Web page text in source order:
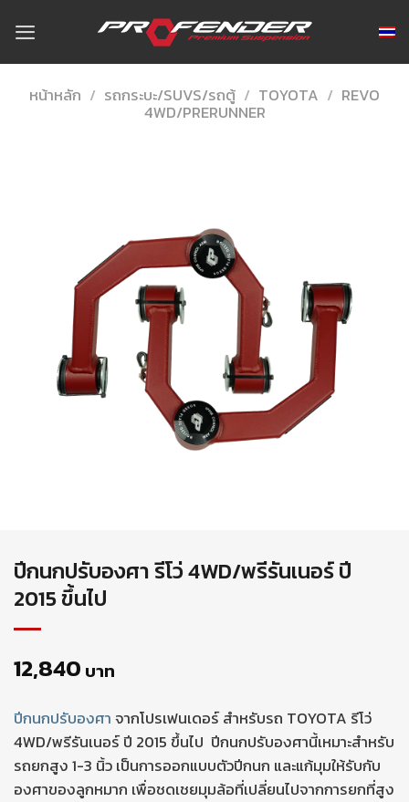
content
หน้าหลัก / รถกระบะ/SUVS/รถตู้ / TOYOTA / REVO
4WD/PRERUNNER
ปีกนกปรับองศา รีโว่ 4WD/พรีรันเนอร์ ปี
2015 ขึ้นไป
12,840 บาท
ปีกนกปรับองศา จากโปรเฟนเดอร์ สำหรับรถ TOYOTA รีโว่
4WD/พรีรันเนอร์ ปี 2015 ขึ้นไป ปีกนกปรับองศานี้เหมาะสำหรับ
รถยกสูง 1-3 นิ้ว เป็นการออกแบบตัวปีกนก และแก้มุมให้รับกับ
องศาของลูกหมาก เพื่อชดเชยมุมล้อที่เปลี่ยนไปจากการยกที่สูง